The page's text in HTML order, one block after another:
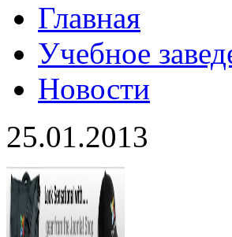
Главная
Учебное
Новости
25.01.2013